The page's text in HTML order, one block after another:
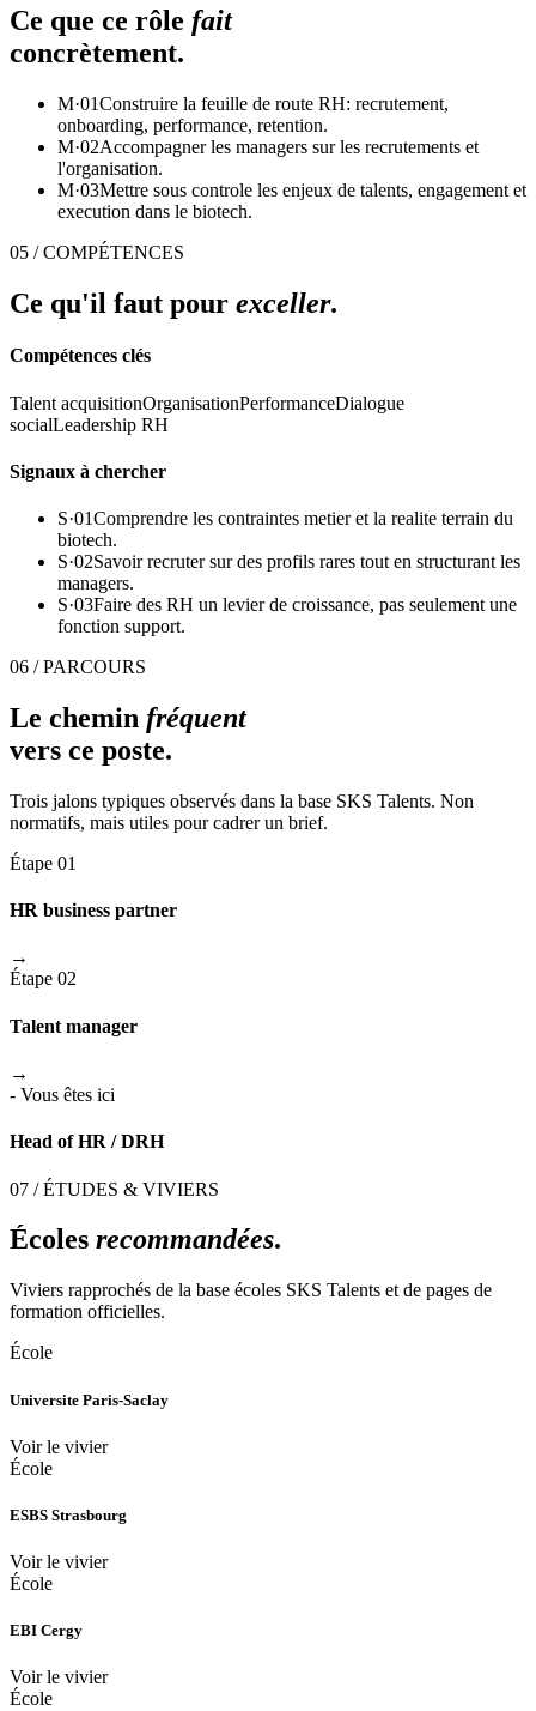
Ce que ce rôle fait
concrètement.
M·01Construire la feuille de route RH: recrutement,
onboarding, performance, retention.
M·02Accompagner les managers sur les recrutements et
l'organisation.
M·03Mettre sous controle les enjeux de talents, engagement et
execution dans le biotech.
05 / COMPÉTENCES
Ce qu'il faut pour exceller.
Compétences clés
Talent acquisitionOrganisationPerformanceDialogue
socialLeadership RH
Signaux à chercher
S·01Comprendre les contraintes metier et la realite terrain du
biotech.
S·02Savoir recruter sur des profils rares tout en structurant les
managers.
S·03Faire des RH un levier de croissance, pas seulement une
fonction support.
06 / PARCOURS
Le chemin fréquent
vers ce poste.
Trois jalons typiques observés dans la base SKS Talents. Non
normatifs, mais utiles pour cadrer un brief.
Étape 01
HR business partner
→
Étape 02
Talent manager
→
- Vous êtes ici
Head of HR / DRH
07 / ÉTUDES & VIVIERS
Écoles recommandées.
Viviers rapprochés de la base écoles SKS Talents et de pages de
formation officielles.
École
Universite Paris-Saclay
Voir le vivier
École
ESBS Strasbourg
Voir le vivier
École
EBI Cergy
Voir le vivier
École